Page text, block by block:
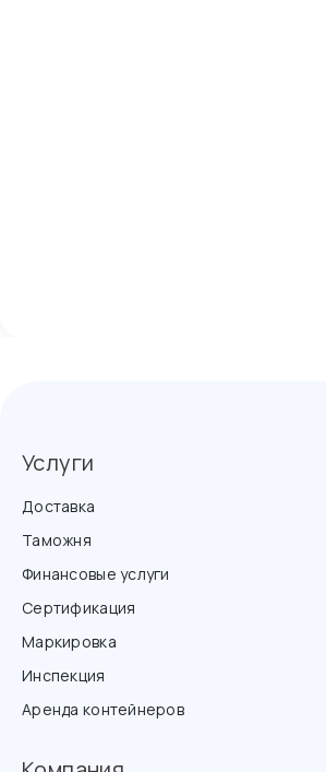
Услуги
Доставка
Таможня
Финансовые услуги
Сертификация
Маркировка
Инспекция
Аренда контейнеров